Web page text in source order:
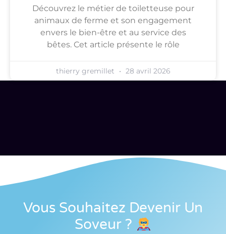
Découvrez le métier de toiletteuse pour
animaux de ferme et son engagement
envers le bien-être et au service des
bêtes. Cet article présente le rôle
thierry gremillet 28 avril 2026
Vous Souhaitez Devenir Un
Soveur ?